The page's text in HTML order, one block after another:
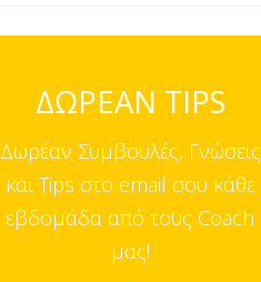
ΔΩΡΕΑΝ TIPS
Δωρέαν Συμβουλές, Γνώσεις
και Tips στο email σου κάθε
εβδομάδα από τους Coach
μας!